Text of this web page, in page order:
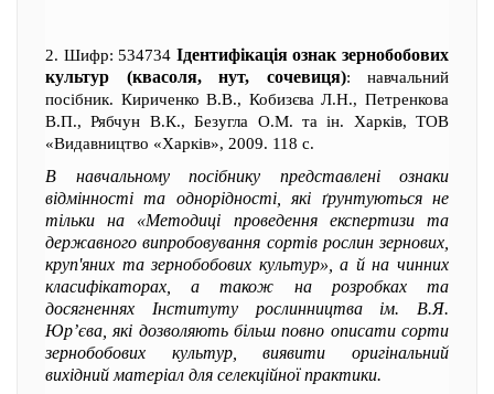
2. Шифр: 534734 Ідентифікація ознак зернобобових
культур (квасоля, нут, сочевиця): навчальний
посібник. Кириченко В.В., Кобизєва Л.Н., Петренкова
В.П., Рябчун В.К., Безугла О.М. та ін. Харків, ТОВ
«Видавництво «Харків», 2009. 118 с.
В навчальному посібнику представлені ознаки
відмінності та однорідності, які ґрунтуються не
тільки на «Методиці проведення експертизи та
державного випробовування сортів рослин зернових,
круп'яних та зернобобових культур», а й на чинних
класифікаторах, а також на розробках та
досягненнях Інституту рослинництва ім. В.Я.
Юр’єва, які дозволяють більш повно описати сорти
зернобобових культур, виявити оригінальний
вихідний матеріал для селекційної практики.